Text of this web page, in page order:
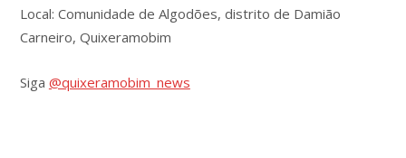
Local: Comunidade de Algodões, distrito de Damião
Carneiro, Quixeramobim
Siga @quixeramobim_news